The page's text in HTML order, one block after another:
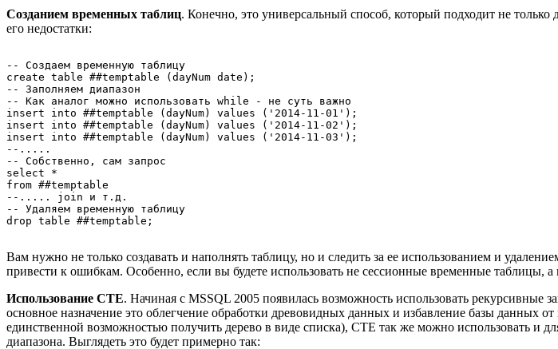
Созданием временных таблиц. Конечно, это универсальный способ, который подходит не
его недостатки:
-- Создаем временную таблицу
create table ##temptable (dayNum date);
-- Заполняем диапазон
-- Как аналог можно использовать while - не суть важно
insert into ##temptable (dayNum) values ('2014-11-01');
insert into ##temptable (dayNum) values ('2014-11-02');
insert into ##temptable (dayNum) values ('2014-11-03');
--.....
-- Собственно, сам запрос
select *
from ##temptable
--..... join и т.д.
-- Удаляем временную таблицу
Вам нужно не только создавать и наполнять таблицу, но и следить за ее использованием и
привести к ошибкам. Особенно, если вы будете использовать не сессионные временные таблицы, а
Использование CTE. Начиная с MSSQL 2005 появилась возможность использовать
основное назначение это облегчение обработки древовидных данных и избавление базы
единственной возможностью получить дерево в виде списка), CTE так же можно использовать и
диапазона. Выглядеть это будет примерно так: